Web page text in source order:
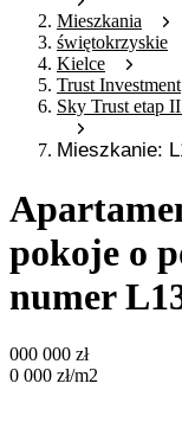
Mieszkania
świętokrzyskie
Kielce
Trust Investment
Sky Trust etap
Mieszkanie:
pokoje o
numer
000 000 zł
0 000 zł/m2